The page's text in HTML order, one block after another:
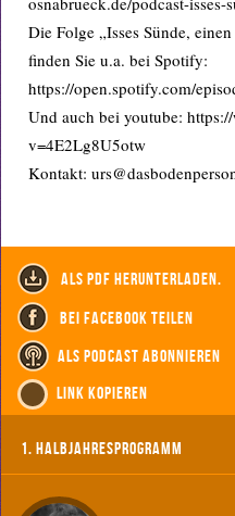
Die Folge „Isses Sünde,
finden Sie u.a. bei Spotify:
https://open.spotify.com/
Und auch bei youtube:
v=4E2Lg8U5otw
Kontakt:
als PDF herunterladen.
bei Facebook teilen
als Podcast abonnieren
Link kopieren
1. Halbjahresprogramm